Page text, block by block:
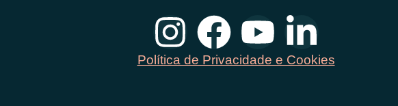
Política de Privacidade e Cookies